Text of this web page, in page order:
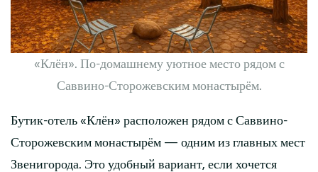
«Клён». По-домашнему уютное место рядом с
Саввино-Сторожевским монастырём.
Бутик-отель «Клён» расположен рядом с Саввино-
Сторожевским монастырём — одним из главных мест
Звенигорода. Это удобный вариант, если хочется